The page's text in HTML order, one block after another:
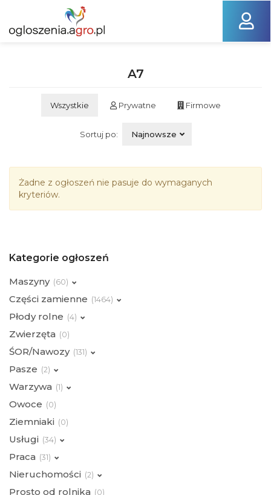
A7
Wszystkie Prywatne Firmowe
Sortuj po: Najnowsze
Żadne z ogłoszeń nie pasuje do wymaganych
kryteriów.
Kategorie ogłoszeń
Maszyny (60)
Części zamienne (1464)
Płody rolne (4)
Zwierzęta (0)
ŚOR/Nawozy (131)
Pasze (2)
Warzywa (1)
Owoce (0)
Ziemniaki (0)
Usługi (34)
Praca (31)
Nieruchomości (2)
Prosto od rolnika (0)